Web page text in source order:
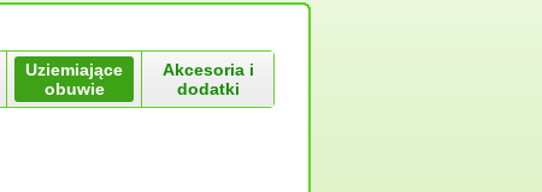
Uziemiające
obuwie
Akcesoria i
dodatki